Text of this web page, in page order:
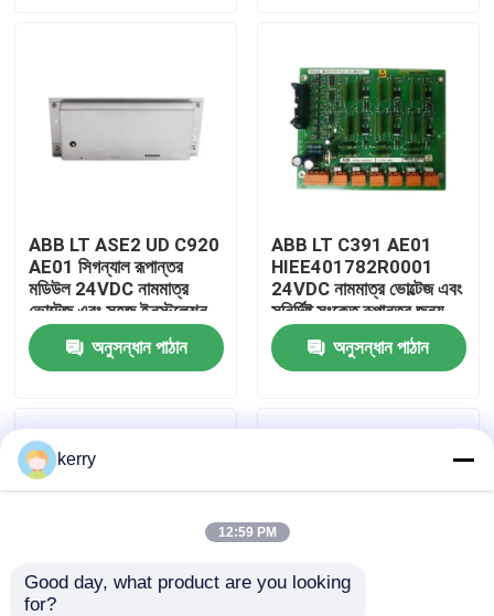
ভিডিও
কারখানা ভ্রমণ
মান নিয়ন্ত্রণ
ব্লগ
ABB 800xa
ABB LT ASE2 UD C920
AE01 সিগন্যাল রূপান্তর
মডিউল 24VDC নামমাত্র
ভোল্টেজ এবং সহজ ইনস্টলেশন
জন্য স্থিতিশীল শক্তি ইন্টারফেস
সঙ্গে
অনুসন্ধান পাঠান
ABB LT C391 AE01
HIEE401782R0001
24VDC নামমাত্র ভোল্টেজ এবং
সুনির্দিষ্ট সংকেত রূপান্তর জন্য
টেকসই শিল্প অংশ সঙ্গে সংকেত
রূপান্তর মডিউলঅনুসন্ধান পাঠান
kerry
12:59 PM
Good day, what product are you looking
for?